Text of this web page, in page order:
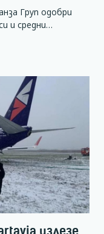
Груп одобри
и средни…
излезе